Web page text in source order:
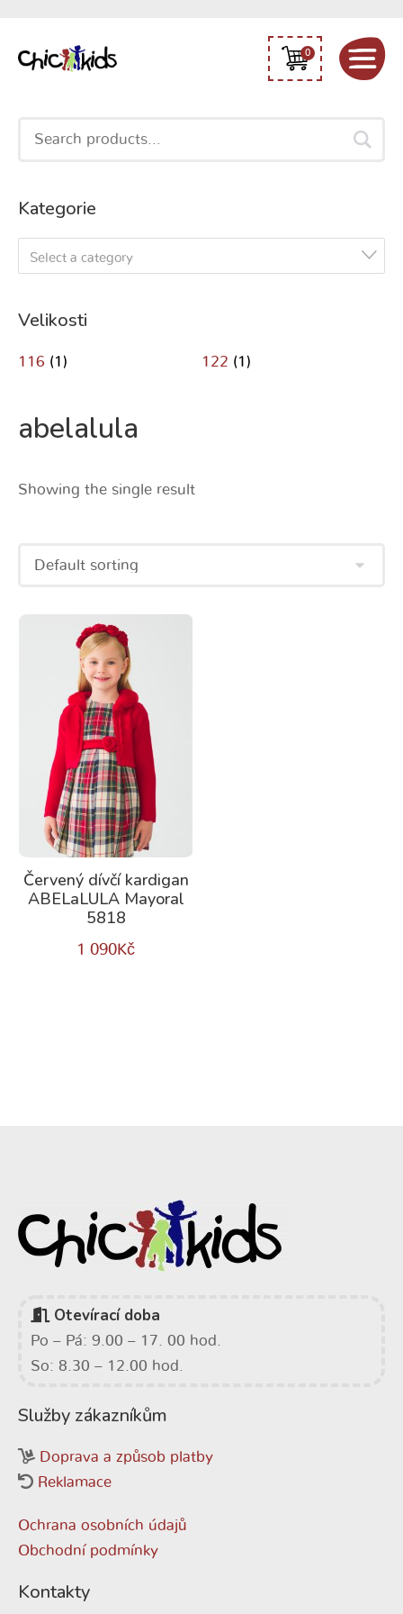
0
Search
Kategorie
Select a category
Velikosti
116 (1) 122 (1)
abelalula
Showing the single result
Červený dívčí kardigan
ABELaLULA Mayoral
5818
1 090Kč
Otevírací doba
Po – Pá: 9.00 – 17. 00 hod.
So: 8.30 – 12.00 hod.
Služby zákazníkům
Doprava a způsob platby
Reklamace
Ochrana osobních údajů
Obchodní podmínky
Kontakty